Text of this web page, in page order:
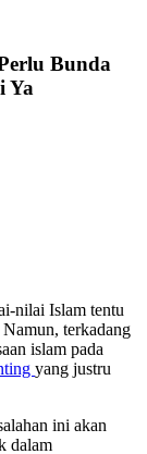
Bunda
Ya
nilai Islam tentu
terkadang
islam pada
yang justru
ini akan
dalam